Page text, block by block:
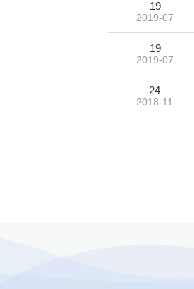
19
2019-07
19
2019-07
24
2018-11